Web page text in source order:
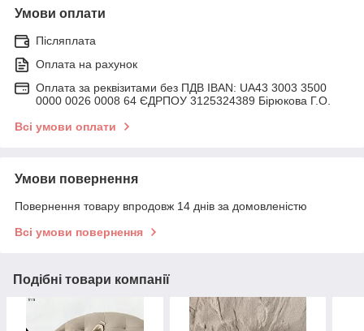
Умови оплати
Післяплата
Оплата на рахунок
Оплата за реквізитами без ПДВ IBAN: UA43 3003 3500
0000 0026 0008 64 ЄДРПОУ 3125324389 Бірюкова Г.О.
Всі умови оплати
Умови повернення
Повернення товару впродовж 14 днів за домовленістю
Всі умови повернення
Подібні товари компанії